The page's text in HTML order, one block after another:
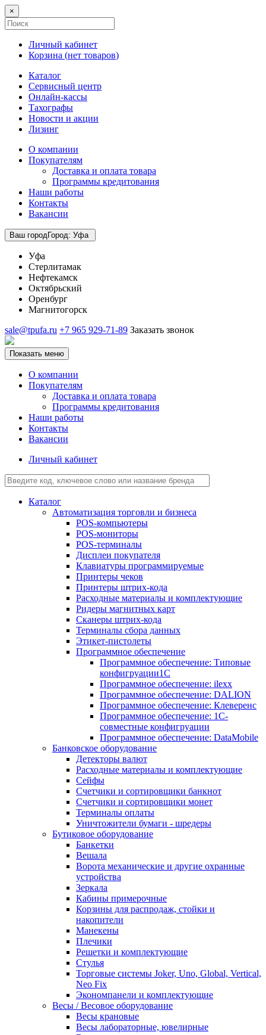
×
Личный кабинет
Корзина (нет товаров)
Каталог
Сервисный центр
Онлайн-кассы
Тахографы
Новости и акции
Лизинг
О компании
Покупателям
Доставка и оплата товара
Программы кредитования
Наши работы
Контакты
Вакансии
Ваш городГород: Уфа
Уфа
Стерлитамак
Нефтекамск
Октябрьский
Оренбург
Магнитогорск
sale@tpufa.ru +7 965 929-71-89 Заказать звонок
Показать меню
О компании
Покупателям
Доставка и оплата товара
Программы кредитования
Наши работы
Контакты
Вакансии
Личный кабинет
Каталог
Автоматизация торговли и бизнеса
POS-компьютеры
POS-мониторы
POS-терминалы
Дисплеи покупателя
Клавиатуры программируемые
Принтеры чеков
Принтеры штрих-кода
Расходные материалы и комплектующие
Ридеры магнитных карт
Сканеры штрих-кода
Терминалы сбора данных
Этикет-пистолеты
Программное обеспечение
Программное обеспечение: Типовые
конфигруации1С
Программное обеспечение: ilexx
Программное обеспечение: DALION
Программное обеспечение: Клеверенс
Программное обеспечение: 1С-
совместные конфигруации
Программное обеспечение: DataMobile
Банковское оборудование
Детекторы валют
Расходные материалы и комплектующие
Сейфы
Счетчики и сортировщики банкнот
Счетчики и сортировщики монет
Терминалы оплаты
Уничтожители бумаги - шредеры
Бутиковое оборудование
Банкетки
Вешала
Ворота механические и другие охранные
устройства
Зеркала
Кабины примерочные
Корзины для распродаж, стойки и
накопители
Манекены
Плечики
Решетки и комплектующие
Стулья
Торговые системы Joker, Uno, Global, Vertical,
Neo Fix
Экономпанели и комплектующие
Весы / Весовое оборудование
Весы крановые
Весы лабораторные, ювелирные